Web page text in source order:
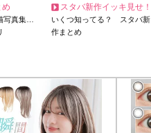
め
写真集…
スタバ新作イッキ見せ！
いくつ知ってる？ スタバ新
作まとめ